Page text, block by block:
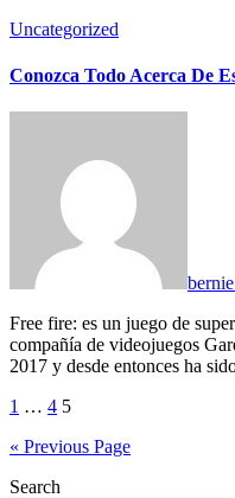
Uncategorized
Conozca Todo Acerca De
bernie
Free fire: es un juego de supervivencia en línea desarrollado por la
compañía de videojuegos
2017 y desde entonces ha
Posts
pagination
1 … 4 5
« Previous Page
Search